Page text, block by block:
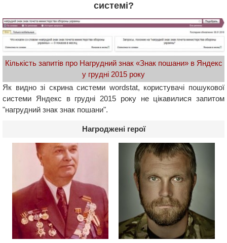
системі?
Кількість запитів про Нагрудний знак «Знак пошани» в Яндекс
у грудні 2015 року
Як видно зі скрина системи wordstat, користувачі пошукової
системи Яндекс в грудні 2015 року не цікавилися запитом
"нагрудний знак знак пошани".
Нагроджені герої